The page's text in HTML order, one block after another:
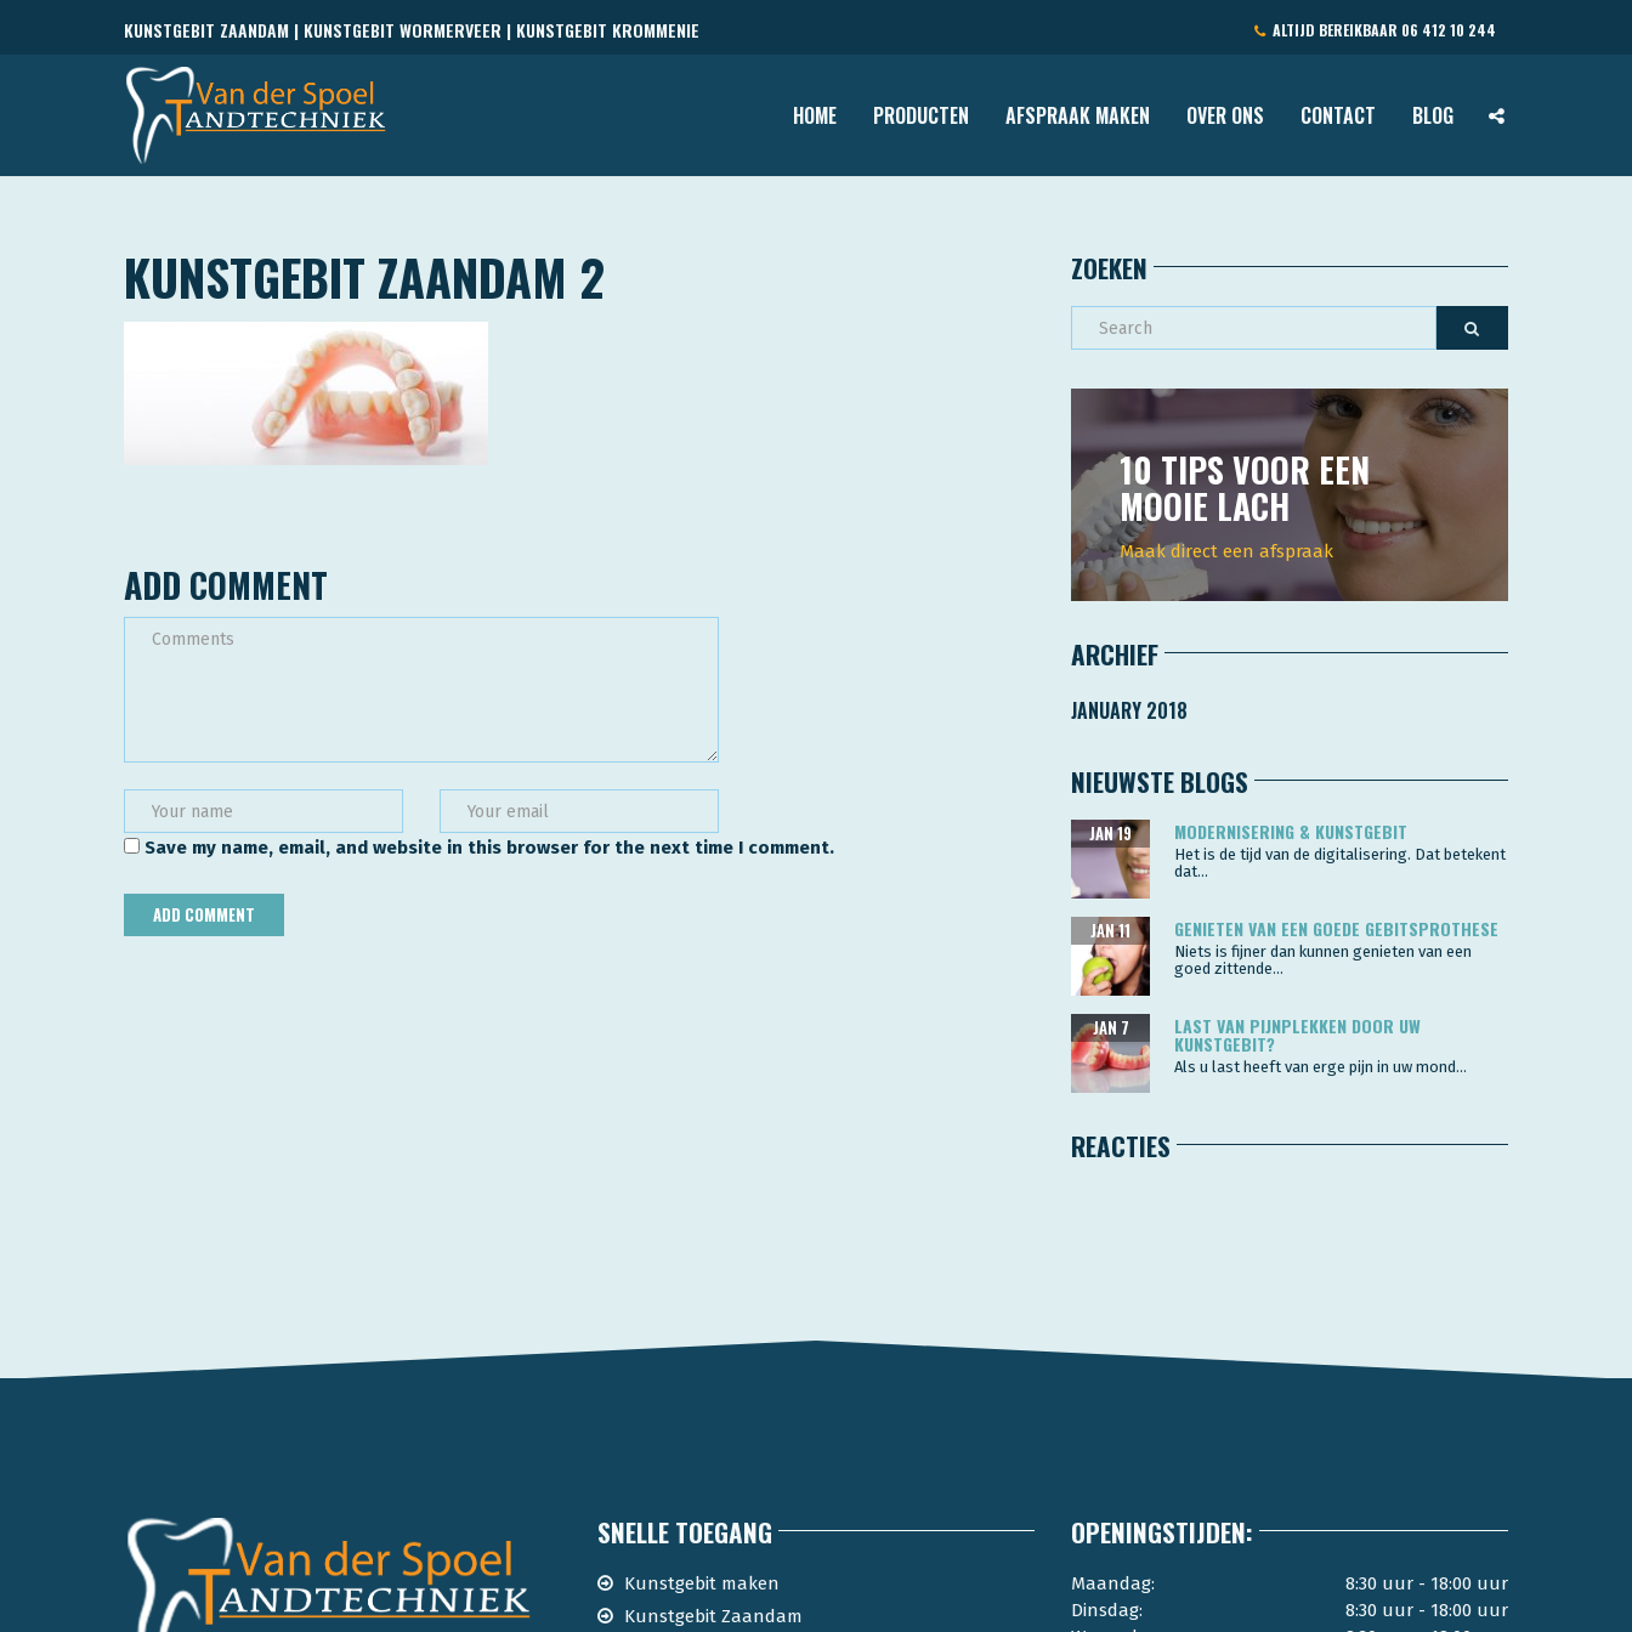
KUNSTGEBIT ZAANDAM | KUNSTGEBIT WORMERVEER | KUNSTGEBIT KROMMENIE ALTIJD BEREIKBAAR 06 412 10 244
HOME PRODUCTEN AFSPRAAK MAKEN OVER ONS CONTACT BLOG
KUNSTGEBIT ZAANDAM 2
ADD COMMENT
Save my name, email, and website in this browser for the next time I comment.
ZOEKEN
10 TIPS VOOR EEN
MOOIE LACH
Maak direct een afspraak
ARCHIEF
JANUARY 2018
NIEUWSTE BLOGS
MODERNISERING & KUNSTGEBIT
JAN 19
Het is de tijd van de digitalisering. Dat betekent
dat...
GENIETEN VAN EEN GOEDE GEBITSPROTHESE
JAN 11
Niets is fijner dan kunnen genieten van een
goed zittende...
LAST VAN PIJNPLEKKEN DOOR UW
KUNSTGEBIT?
JAN 7
Als u last heeft van erge pijn in uw mond...
REACTIES
SNELLE TOEGANG
Kunstgebit maken
Kunstgebit Zaandam
OPENINGSTIJDEN:
Maandag:
8:30 uur - 18:00 uur
Dinsdag:
8:30 uur - 18:00 uur